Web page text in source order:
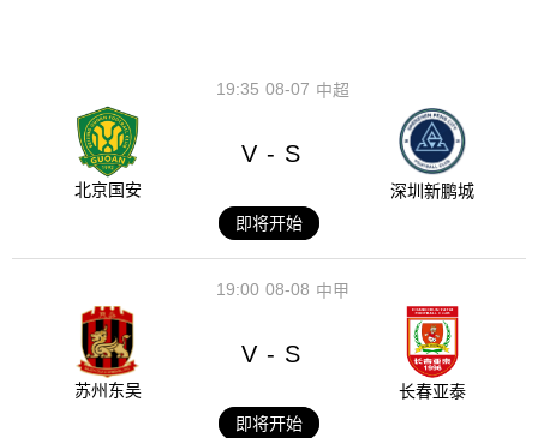
08-07
19:35 中超
北京国安
V - S
深圳新鹏城
即将开始
08-08
19:00 中甲
苏州东吴
V - S
长春亚泰
即将开始